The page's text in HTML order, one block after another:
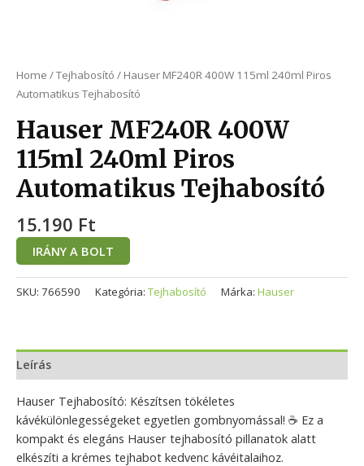
Home /Tejhabosító / Hauser MF240R 400W 115ml 240ml Piros
Automatikus Tejhabosító
Hauser MF240R 400W
115ml 240ml Piros
Automatikus Tejhabosító
15.190 Ft
IRÁNY A BOLT
SKU: 766590 Kategória: Tejhabosító Márka: Hauser
Leírás
Hauser Tejhabosító: Készítsen tökéletes
kávékülönlegességeket egyetlen gombnyomással! ☕ Ez a
kompakt és elegáns Hauser tejhabosító pillanatok alatt
elkészíti a krémes tejhabot kedvenc kávéitalaihoz.